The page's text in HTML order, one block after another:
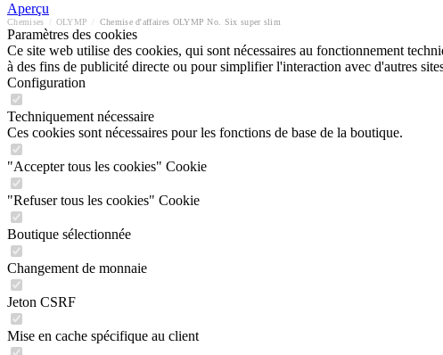
Aperçu
Chemises OLYMP Chemise d'affaires OLYMP No. Six super slim
Paramètres des cookies
Ce site web utilise des cookies, qui sont nécessaires au fonctionnement
à des fins de publicité directe ou pour simplifier l'interaction avec d'autres
Configuration
Techniquement nécessaire
Ces cookies sont nécessaires pour les fonctions de base de la boutique.
"Accepter tous les cookies" Cookie
"Refuser tous les cookies" Cookie
Boutique sélectionnée
Changement de monnaie
Jeton CSRF
Mise en cache spécifique au client